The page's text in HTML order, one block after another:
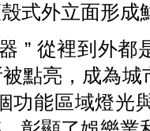
式外立面形成
” 從裡到外
點亮，成為
功能區域燈光